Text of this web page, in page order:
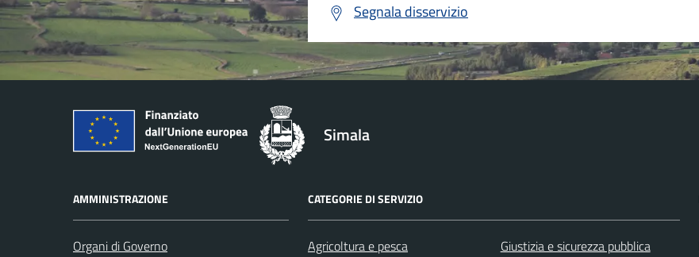
Segnala disservizio
Simala
AMMINISTRAZIONE
Organi di Governo
CATEGORIE DI SERVIZIO
Agricoltura e pesca
Giustizia e sicurezza pubblica